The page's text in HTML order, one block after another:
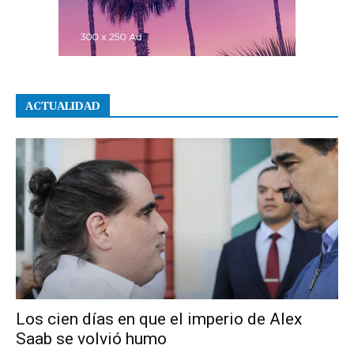
ACTUALIDAD
Los cien días en que el imperio de Alex
Saab se volvió humo